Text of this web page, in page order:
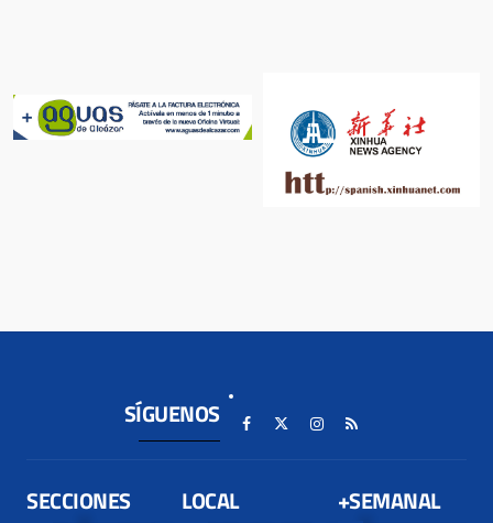
SÍGUENOS
SECCIONES LOCAL +SEMANAL